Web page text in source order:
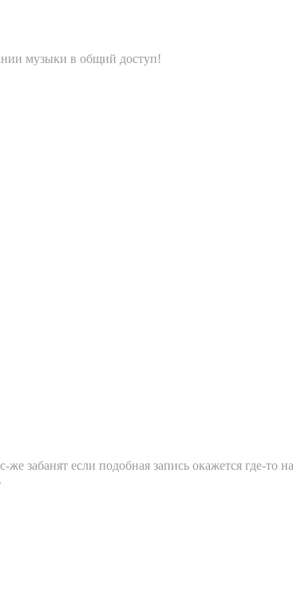
музыки в общий доступ!
забанят если подобная запись окажется где-